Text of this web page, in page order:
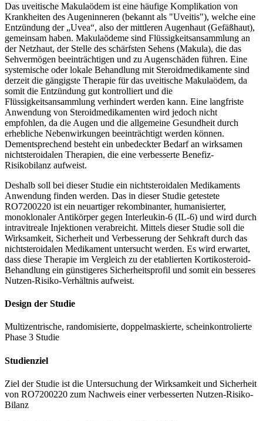
Das uveitische Makulaödem ist eine häufige Komplikation von
Krankheiten des Augeninneren (bekannt als "Uveitis"), welche eine
Entzündung der „Uvea“, also der mittleren Augenhaut (Gefäßhaut),
gemeinsam haben. Makulaödeme sind Flüssigkeitsansammlung an
der Netzhaut, der Stelle des schärfsten Sehens (Makula), die das
Sehvermögen beeinträchtigen und zu Augenschäden führen. Eine
systemische oder lokale Behandlung mit Steroidmedikamente sind
derzeit die gängigste Therapie für das uveitische Makulaödem, da
somit die Entzündung gut kontrolliert und die
Flüssigkeitsansammlung verhindert werden kann. Eine langfriste
Anwendung von Steroidmedikamenten wird jedoch nicht
empfohlen, da die Augen und die allgemeine Gesundheit durch
erhebliche Nebenwirkungen beeinträchtigt werden können.
Dementsprechend besteht ein unbedeckter Bedarf an wirksamen
nichtsteroidalen Therapien, die eine verbesserte Benefiz-
Risikobilanz aufweist.
Deshalb soll bei dieser Studie ein nichtsteroidalen Medikaments
Anwendung finden werden. Das in dieser Studie getestete
RO7200220 ist ein neuartiger rekombinanter, humanisierter,
monoklonaler Antikörper gegen Interleukin-6 (IL-6) und wird durch
intravitreale Injektionen verabreicht. Mittels dieser Studie soll die
Wirksamkeit, Sicherheit und Verbesserung der Sehkraft durch das
nichtsteroidalen Medikament untersucht werden. Es wird erwartet,
dass diese Therapie im Vergleich zu der etablierten Kortikosteroid-
Behandlung ein günstigeres Sicherheitsprofil und somit ein besseres
Nutzen-Risiko-Verhältnis aufweist.
Design der Studie
Multizentrische, randomisierte, doppelmaskierte, scheinkontrolierte
Phase 3 Studie
Studienziel
Ziel der Studie ist die Untersuchung der Wirksamkeit und Sicherheit
von RO7200220 zum Nachweis einer verbesserten Nutzen-Risiko-
Bilanz